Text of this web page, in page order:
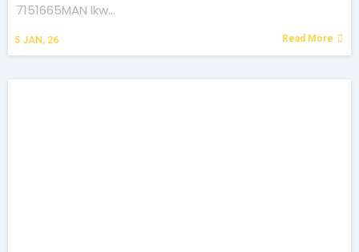
5 JAN, 26
7151665MAN lkw…
Read More